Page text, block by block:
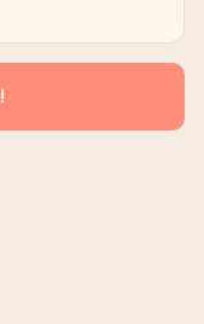
ve svém účtu
doručit přímo